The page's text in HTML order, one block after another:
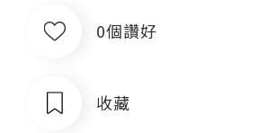
0個讚好
收藏